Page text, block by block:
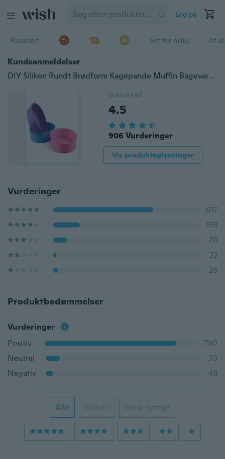
Log på
Populært Set for nylig At
Kundeanmeldelser
DIY Silikon Rundt Brødform Kagepande Muffin Bagevarer Skimmel Bagemagasinform
Generel
4.5
906 Vurderinger
Vis produktoplysninger
Vurderinger
617
163
78
22
26
Produktbedømmelser
Vurderinger
Positiv
780
Neutral
78
Negativ
48
Alle Billede Mest nyttigt